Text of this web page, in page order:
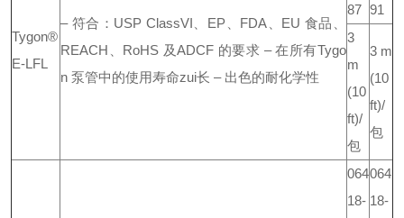
Tygon®
E-LFL
– 符合：USP ClassVI、EP、FDA、EU 食品、
REACH、RoHS 及ADCF 的要求 – 在所有Tygo
n 泵管中的使用寿命zui长 – 出色的耐化学性
87 91
3
m
(10
ft)/
包
3 m
(10
ft)/
包
064
18-
064
18-